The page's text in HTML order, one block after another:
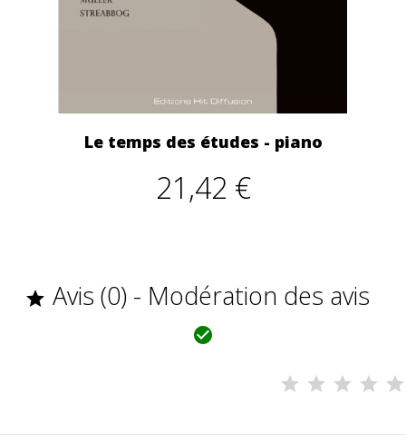
Le temps des études - piano
21,42 €
 Avis (0) - Modération des avis
